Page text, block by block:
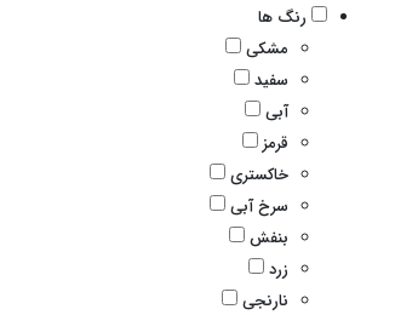
رنگ ها
مشکی
سفید
آبی
قرمز
خاکستری
سرخ آبی
بنفش
زرد
نارنجی